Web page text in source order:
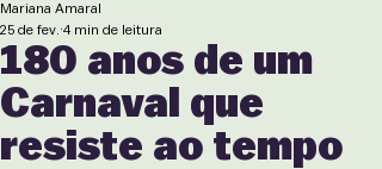
180 anos de um
Carnaval que
resiste ao tempo
Mariana Amaral
25 de fev. 4 min de leitura